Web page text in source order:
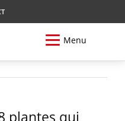
Menu
plantes qui